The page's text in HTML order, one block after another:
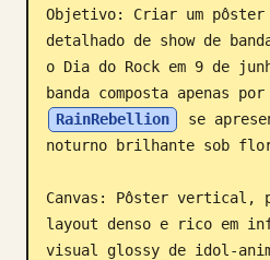
Blog
Atualizações
Objetivo: Criar um
detalhado de show de
o Dia do Rock em 9 de
banda composta apenas
RainRebellion
se
noturno brilhante sob
Canvas: Pôster vertical,
layout denso e rico em
visual glossy de idol-